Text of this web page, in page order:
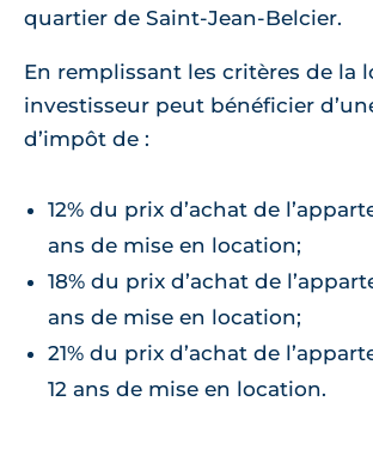
quartier de Saint-Jean-Belcier.
En remplissant les critères de la
investisseur peut bénéficier
d’impôt de :
12% du prix d’achat de
ans de mise en location;
18% du prix d’achat de
ans de mise en location;
21% du prix d’achat de
12 ans de mise en location.